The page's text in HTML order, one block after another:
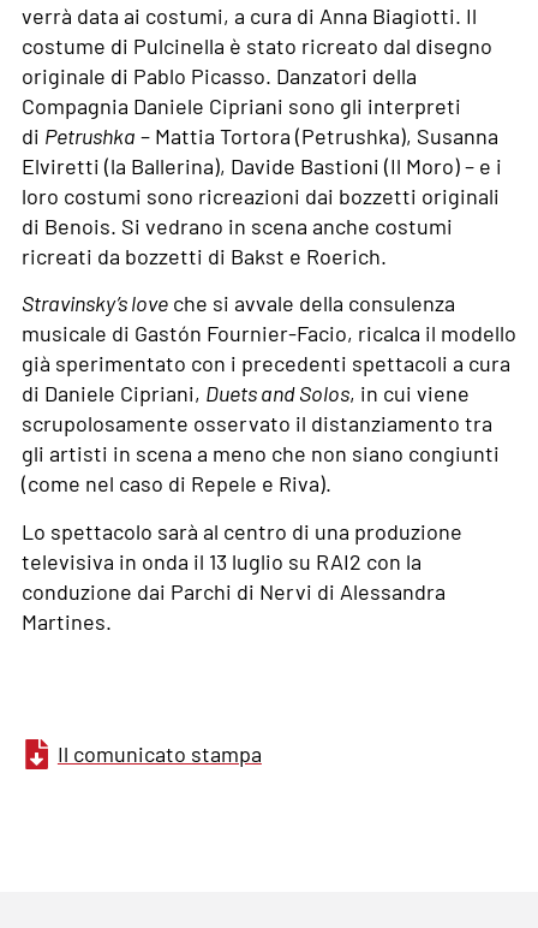
verrà data ai costumi, a cura di Anna Biagiotti. Il
costume di Pulcinella è stato ricreato dal disegno
originale di Pablo Picasso. Danzatori della
Compagnia Daniele Cipriani sono gli interpreti
di Petrushka – Mattia Tortora (Petrushka), Susanna
Elviretti (la Ballerina), Davide Bastioni (Il Moro) – e i
loro costumi sono ricreazioni dai bozzetti originali
di Benois. Si vedrano in scena anche costumi
ricreati da bozzetti di Bakst e Roerich.
Stravinsky’s loveche si avvale della consulenza
musicale di Gastón Fournier-Facio, ricalca il modello
già sperimentato con i precedenti spettacoli a cura
di Daniele Cipriani, Duets and Solos, in cui viene
scrupolosamente osservato il distanziamento tra
gli artisti in scena a meno che non siano congiunti
(come nel caso di Repele e Riva).
Lo spettacolo sarà al centro di una produzione
televisiva in onda il 13 luglio su RAI2 con la
conduzione dai Parchi di Nervi di Alessandra
Martines.
Il comunicato stampa